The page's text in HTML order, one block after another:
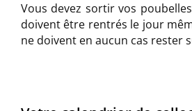
Vous devez sortir vos poubelles
doivent être rentrés le jour
ne doivent en aucun cas rester